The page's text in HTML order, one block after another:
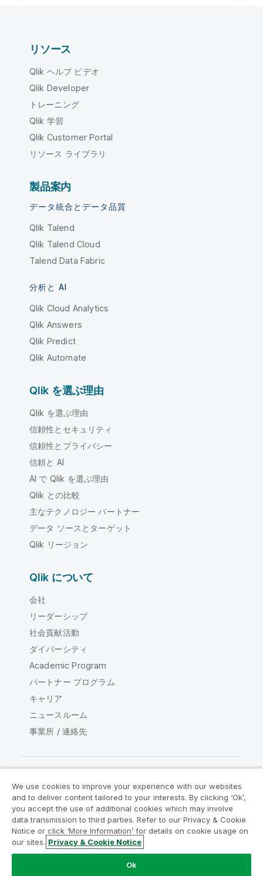
リソース
Qlik ヘルプ ビデオ
Qlik Developer
トレーニング
Qlik 学習
Qlik Customer Portal
リソース ライブラリ
製品案内
データ統合とデータ品質
Qlik Talend
Qlik Talend Cloud
Talend Data Fabric
分析と AI
Qlik Cloud Analytics
Qlik Answers
Qlik Predict
Qlik Automate
Qlik を選ぶ理由
Qlik を選ぶ理由
信頼性とセキュリティ
信頼性とプライバシー
信頼と AI
AI で Qlik を選ぶ理由
Qlik との比較
主なテクノロジー パートナー
データ ソースとターゲット
Qlik リージョン
Qlik について
会社
リーダーシップ
社会貢献活動
ダイバーシティ
Academic Program
パートナー プログラム
キャリア
ニュースルーム
事業所 / 連絡先
Qlik コミュニティ
法的契約 製品規約
Legal Policies
リーガルポリシー
利用規約
Do Not Share My Info
Copyright © 1993-2026 QlikTech International AB.無断複写・
We use cookies to improve your experience with our websites
and to deliver content tailored to your interests. By clicking ‘Ok’,
you accept the use of additional cookies which may involve
data transmission to third parties. Refer to our Privacy & Cookie
Notice or click ‘More Information’ for details on cookie usage on
our sites. Privacy & Cookie Notice
Ok